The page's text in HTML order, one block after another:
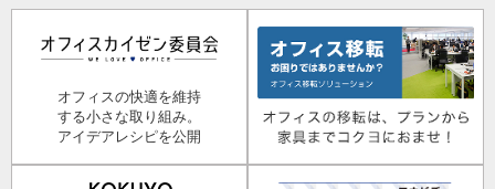
オフィスの快適を維持
する小さな取り組み。
アイデアレシピを公開